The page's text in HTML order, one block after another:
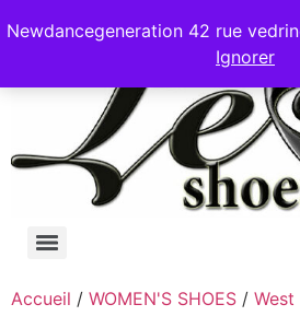
Newdancegeneration 42 rue
Ignorer
Accueil / WOMEN'S SHOES / West